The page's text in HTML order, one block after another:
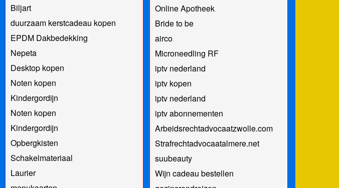
Biljart
duurzaam kerstcadeau kopen
EPDM Dakbedekking
Nepeta
Desktop kopen
Noten kopen
Kindergordijn
Noten kopen
Kindergordijn
Opbergkisten
Schakelmateriaal
Laurier
Online Apotheek
Bride to be
airco
Microneedling RF
iptv nederland
iptv kopen
iptv nederland
iptv abonnementen
Arbeidsrechtadvocaatzwolle.com
Strafrechtadvocaatalmere.net
suubeauty
Wijn cadeau bestellen